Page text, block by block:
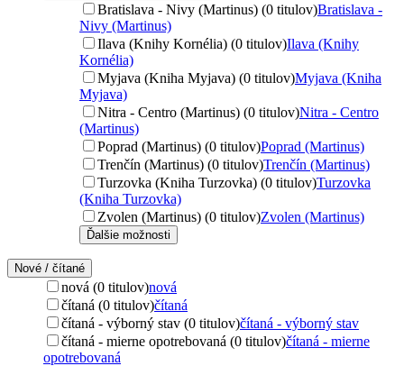
Bratislava - Nivy (Martinus) (0 titulov)Bratislava -
Nivy (Martinus)
Ilava (Knihy Kornélia) (0 titulov)Ilava (Knihy
Kornélia)
Myjava (Kniha Myjava) (0 titulov)Myjava (Kniha
Myjava)
Nitra - Centro (Martinus) (0 titulov)Nitra - Centro
(Martinus)
Poprad (Martinus) (0 titulov)Poprad (Martinus)
Trenčín (Martinus) (0 titulov)Trenčín (Martinus)
Turzovka (Kniha Turzovka) (0 titulov)Turzovka
(Kniha Turzovka)
Zvolen (Martinus) (0 titulov)Zvolen (Martinus)
Ďalšie možnosti
Nové / čítané
nová (0 titulov)nová
čítaná (0 titulov)čítaná
čítaná - výborný stav (0 titulov)čítaná - výborný stav
čítaná - mierne opotrebovaná (0 titulov)čítaná - mierne
opotrebovaná